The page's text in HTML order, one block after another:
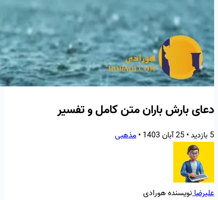
دعای بارش باران متن کامل و تفسیر
5 بازدید •25 آبان 1403 •مذهبی
علیرضانویسنده هورادی